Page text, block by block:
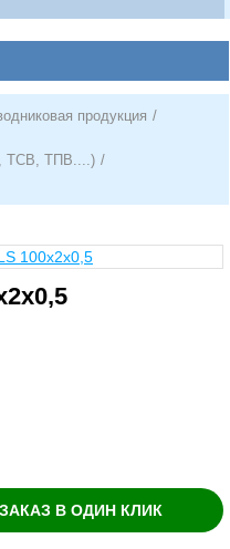
продукция /
ТСВ, ТПВ....) /
ЗАКАЗ В ОДИН КЛИК